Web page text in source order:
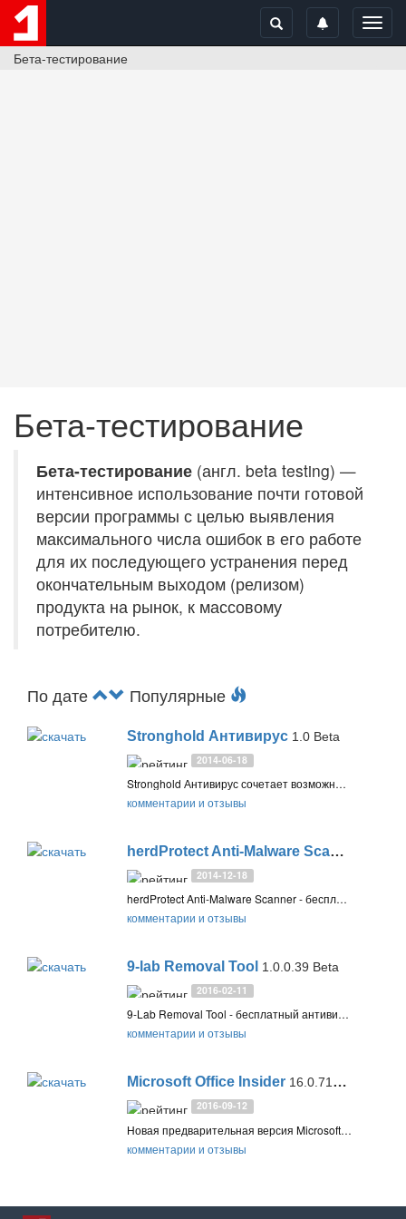
Бета-тестирование
Бета-тестирование
Бета-тестирование (англ. beta testing) —
интенсивное использование почти готовой
версии программы с целью выявления
максимального числа ошибок в его работе
для их последующего устранения перед
окончательным выходом (релизом)
продукта на рынок, к массовому
потребителю.
По дате Популярные
Stronghold Антивирус 1.0 Beta
2014-06-18
Stronghold Антивирус сочетает возможности антивирусной защиты в режиме реального времени, антишпиона, а также проактивной и облачной защиты от известных и новых вредоносных программ, онлайн и оффлайн угроз
комментарии и отзывы
herdProtect Anti-Malware Scanner
2014-12-18
herdProtect Anti-Malware Scanner - бесплатный сканер, использующий движки 68 антивирусных программ для обнаружения и удаления угроз. Облачная технология herdProtect не влияет на систему и предназначен для работы с установленным на ПК антивирусом
комментарии и отзывы
9-lab Removal Tool 1.0.0.39 Beta
2016-02-11
9-Lab Removal Tool - бесплатный антивирусный сканер, позволяющий обнаружить и удалить известные и новые вирусы, руткиты и другие скрытые угрозы, а также глубоко спрятанные в системе вредоносные ключи реестра
комментарии и отзывы
Microsoft Office Insider 16.0.7167 (Windows) / 15.27 (macOS)
2016-09-12
Новая предварительная версия Microsoft Office 2016. Включает все новые версии Word, Excel и PowerPoint, оптимизированные для дисплеев Retina
комментарии и отзывы